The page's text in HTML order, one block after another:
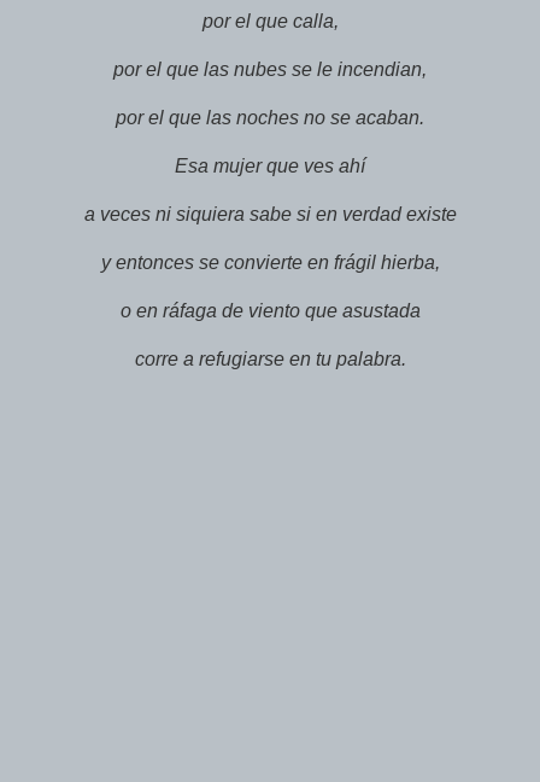
por el que calla,
por el que las nubes se le incendian,
por el que las noches no se acaban.
Esa mujer que ves ahí
a veces ni siquiera sabe si en verdad existe
y entonces se convierte en frágil hierba,
o en ráfaga de viento que asustada
corre a refugiarse en tu palabra.